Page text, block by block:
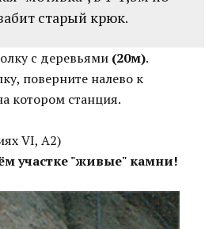
старый крюк.
с деревьями (20м).
поверните налево к
котором станция.
VI, A2)
участке "живые" камни!